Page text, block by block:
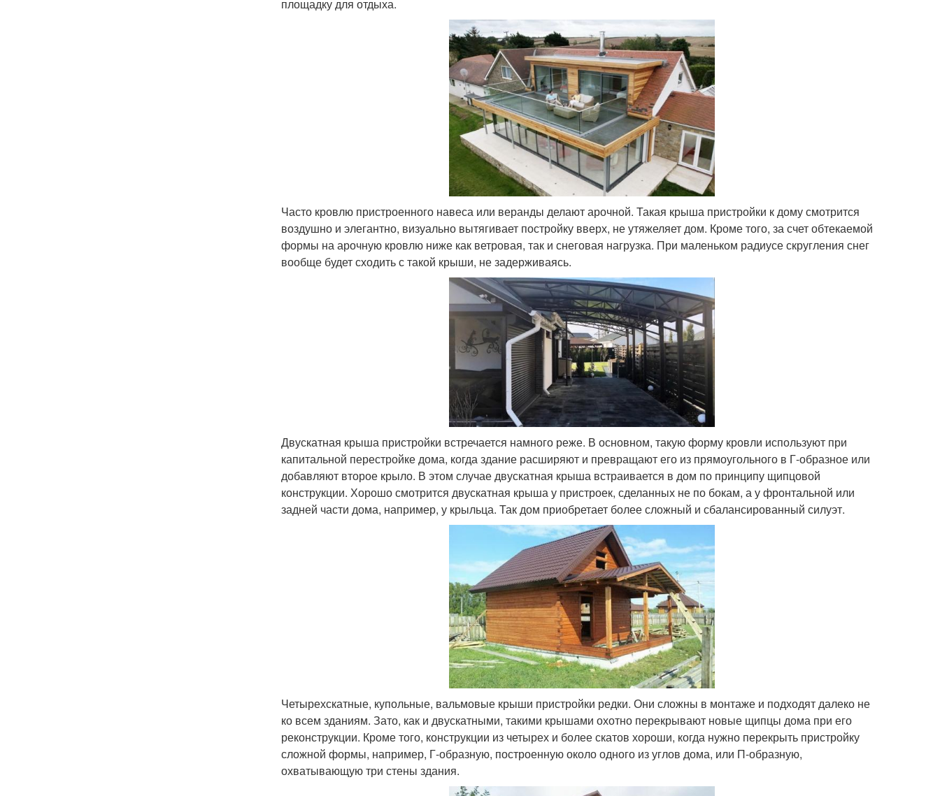
площадку для отдыха.
Часто кровлю пристроенного навеса или веранды делают арочной. Такая крыша пристройки к дому смотрится
воздушно и элегантно, визуально вытягивает постройку вверх, не утяжеляет дом. Кроме того, за счет обтекаемой
формы на арочную кровлю ниже как ветровая, так и снеговая нагрузка. При маленьком радиусе скругления снег
вообще будет сходить с такой крыши, не задерживаясь.
Двускатная крыша пристройки встречается намного реже. В основном, такую форму кровли используют при
капитальной перестройке дома, когда здание расширяют и превращают его из прямоугольного в Г-образное или
добавляют второе крыло. В этом случае двускатная крыша встраивается в дом по принципу щипцовой
конструкции. Хорошо смотрится двускатная крыша у пристроек, сделанных не по бокам, а у фронтальной или
задней части дома, например, у крыльца. Так дом приобретает более сложный и сбалансированный силуэт.
Четырехскатные, купольные, вальмовые крыши пристройки редки. Они сложны в монтаже и подходят далеко не
ко всем зданиям. Зато, как и двускатными, такими крышами охотно перекрывают новые щипцы дома при его
реконструкции. Кроме того, конструкции из четырех и более скатов хороши, когда нужно перекрыть пристройку
сложной формы, например, Г-образную, построенную около одного из углов дома, или П-образную,
охватывающую три стены здания.